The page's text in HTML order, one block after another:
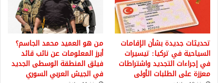
تحديثات جديدة بشأن الإقامات
السياحية في تركيا: تيسيرات
في إجراءات التجديد واشتراطات
معززة على الطلبات الأولى
من هو العميد محمد الجاسم؟
أبرز المعلومات عن نائب قائد
فيلق المنطقة الوسطى الجديد
في الجيش العربي السوري